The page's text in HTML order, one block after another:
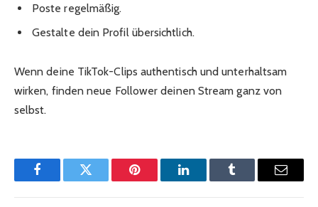
Poste regelmäßig.
Gestalte dein Profil übersichtlich.
Wenn deine TikTok-Clips authentisch und unterhaltsam
wirken, finden neue Follower deinen Stream ganz von
selbst.
FacebookTwitter Pinterest LinkedInTumblr Email